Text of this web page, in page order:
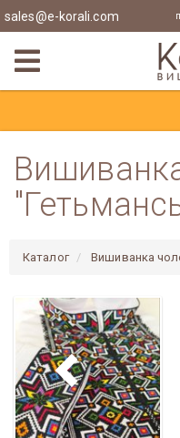
sales@e-korali.com
Каталог Вишиванка